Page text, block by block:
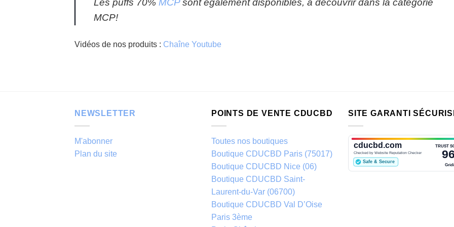
MCP!
Vidéos de nos produits : Chaîne Youtube
NEWSLETTER
M'abonner
Plan du site
POINTS DE VENTE CDUCBD
Toutes nos boutiques
Boutique CDUCBD Paris (75017)
Boutique CDUCBD Nice (06)
Boutique CDUCBD Saint-
Laurent-du-Var (06700)
Boutique CDUCBD Val D’Oise
Paris 3ème
SITE GARANTI